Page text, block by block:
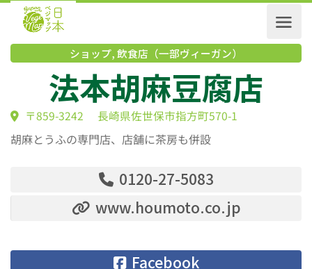
ショップ,飲食店（一部ヴィーガン）
法本胡麻豆腐店
〒859-3242 長崎県佐世保市指方町570-1
胡麻とうふの専門店、店舗に茶房も併設
0120-27-5083
www.houmoto.co.jp
Facebook